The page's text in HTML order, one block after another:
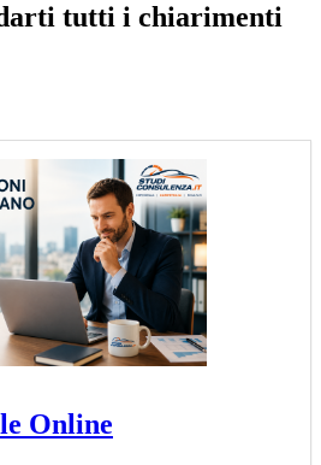
tutti i chiarimenti
Online